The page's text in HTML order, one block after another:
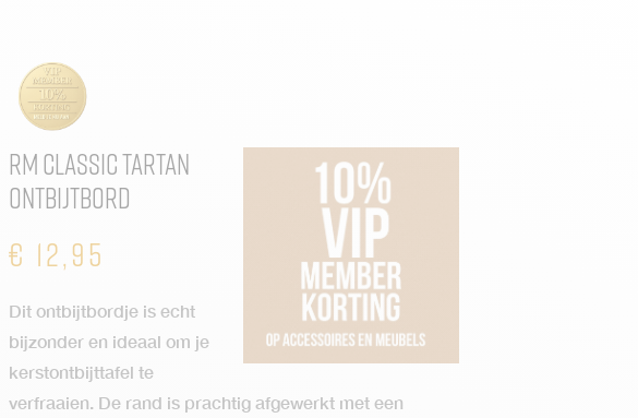
RM Classic Tartan
Ontbijtbord
€ 12,95
Dit ontbijtbordje is echt
bijzonder en ideaal om je
kerstontbijttafel te
verfraaien. De rand is prachtig afgewerkt met een